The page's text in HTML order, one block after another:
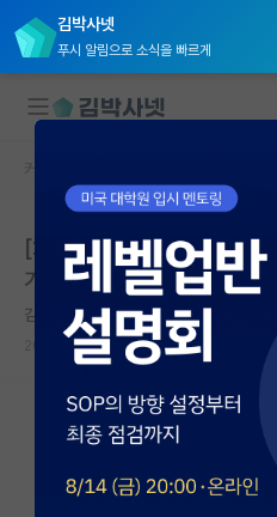
김박사넷
푸시 알림으로 소식을 빠르게
대학원생 모집
국내대학원 정보
연구실&오픈랩
커뮤니티
커뮤니티 홈
전체글보기
베스트 게시판
커뮤니티 홈
[2022 가을학기 Texas
기 - 4편
김박사넷 유학교육
2025.05.24 0 1752